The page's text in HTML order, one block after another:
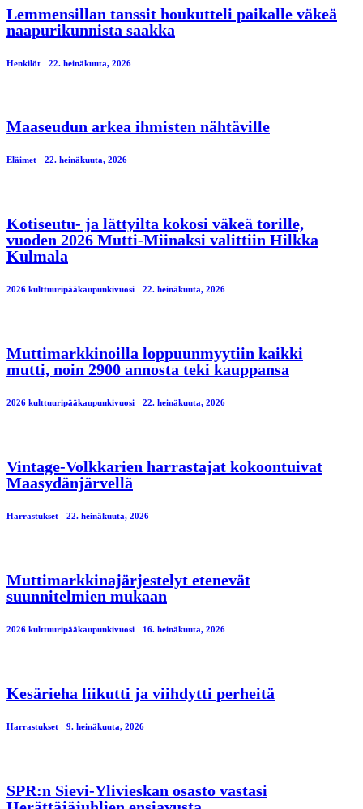
Lemmensillan tanssit houkutteli paikalle väkeä
naapurikunnista saakka
Henkilöt 22. heinäkuuta, 2026
Maaseudun arkea ihmisten nähtäville
Eläimet 22. heinäkuuta, 2026
Kotiseutu- ja lättyilta kokosi väkeä torille,
vuoden 2026 Mutti-Miinaksi valittiin Hilkka
Kulmala
2026 kulttuuripääkaupunkivuosi 22. heinäkuuta, 2026
Muttimarkkinoilla loppuunmyytiin kaikki
mutti, noin 2900 annosta teki kauppansa
2026 kulttuuripääkaupunkivuosi 22. heinäkuuta, 2026
Vintage-Volkkarien harrastajat kokoontuivat
Maasydänjärvellä
Harrastukset 22. heinäkuuta, 2026
Muttimarkkinajärjestelyt etenevät
suunnitelmien mukaan
2026 kulttuuripääkaupunkivuosi 16. heinäkuuta, 2026
Kesärieha liikutti ja viihdytti perheitä
Harrastukset 9. heinäkuuta, 2026
SPR:n Sievi-Ylivieskan osasto vastasi